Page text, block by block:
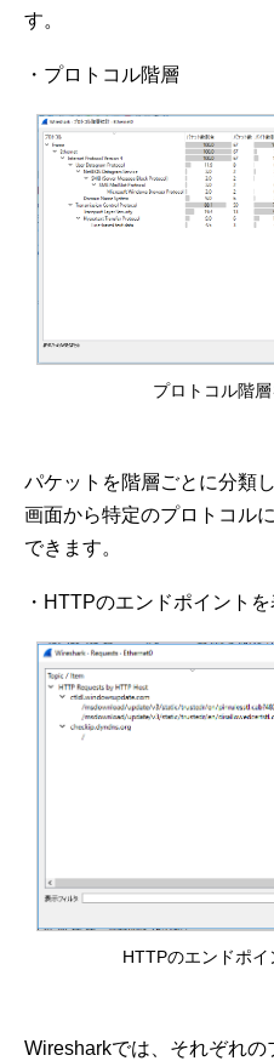
す。
・プロトコル階層
プロトコル階
パケットを階層ごとに分類
画面から特定のプロトコル
できます。
・HTTPのエンドポイント
HTTPのエンドポ
Wiresharkでは、それぞれ